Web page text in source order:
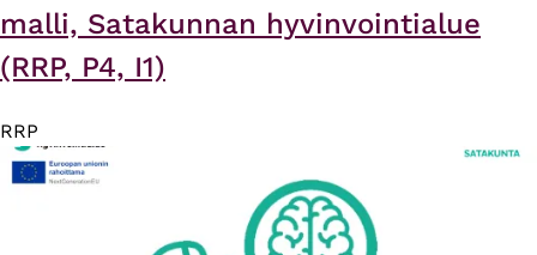
malli, Satakunnan hyvinvointialue
(RRP, P4, I1)
RRP